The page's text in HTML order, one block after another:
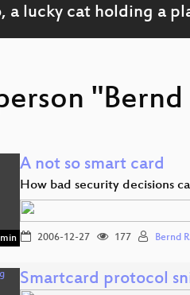
A not so smart card
How bad security decisions
2006-12-27 177 Bernd
Smartcard protocol